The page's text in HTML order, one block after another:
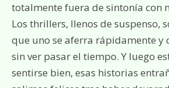
totalmente fuera de sintonía con
Los thrillers, llenos de suspenso,
que uno se aferra rápidamente y
sin ver pasar el tiempo. Y luego
sentirse bien, esas historias